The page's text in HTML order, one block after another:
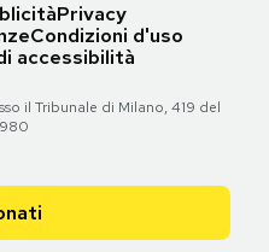
Privacy
Condizioni d'uso
accessibilità
il Tribunale di Milano, 419 del